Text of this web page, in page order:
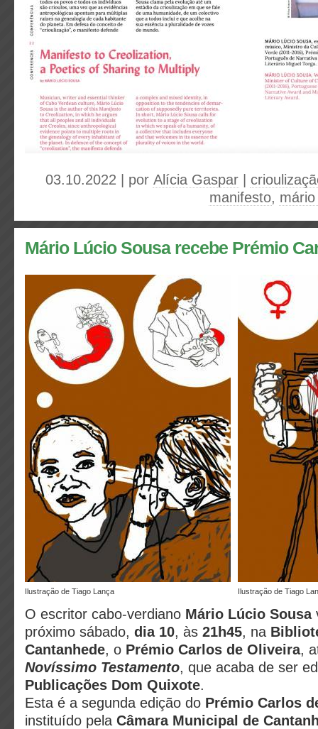
03.10.2022 | por Alícia Gaspar
manifesto,
Mário Lúcio Sousa recebe Prémio
ilustração de Tiago Lança ilustração de Tiago
O escritor cabo-verdiano Mário Lúcio Sousa
próximo sábado, dia 10, às 21h45, na
Cantanhede, o Prémio Carlos de Oliveira,
Novíssimo Testamento, que acaba de ser
Publicações Dom Quixote.
Esta é a segunda edição do Prémio Carlos
instituído pela Câmara Municipal de